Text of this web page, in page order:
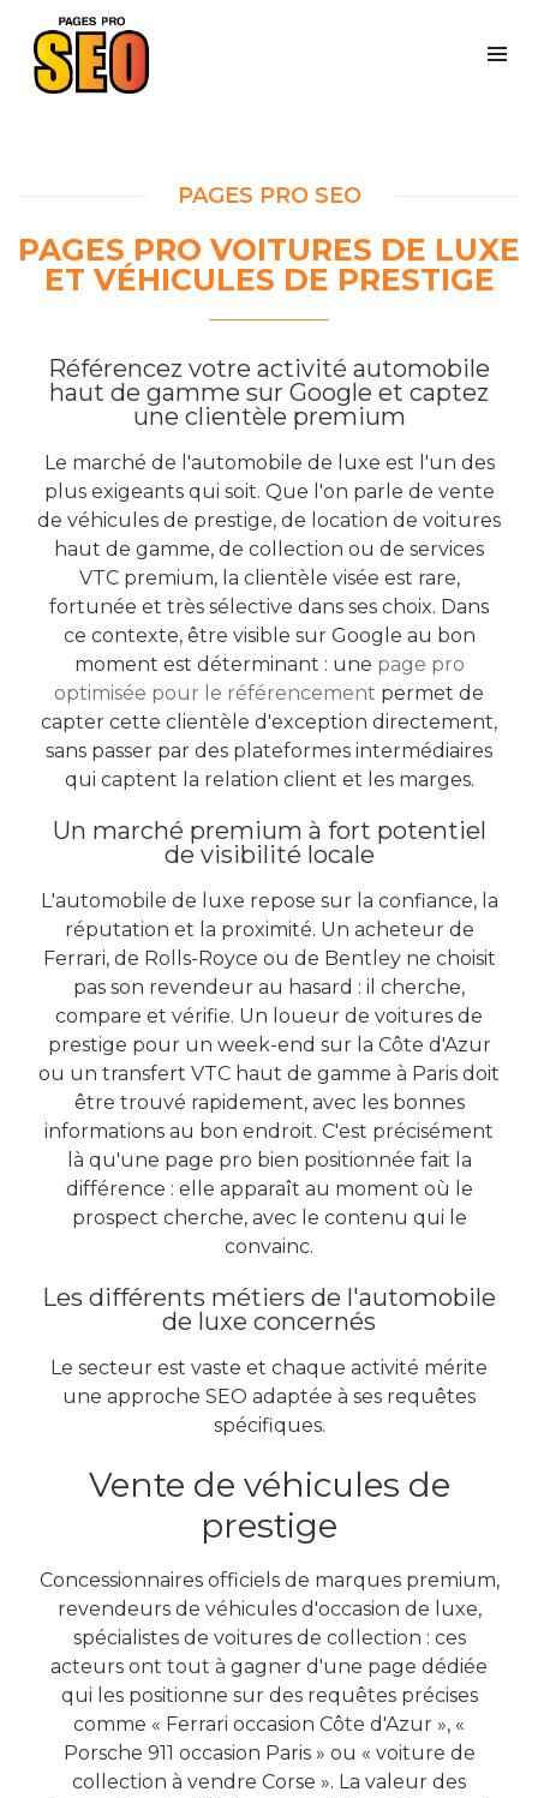
PAGES PRO SEO
PAGES PRO VOITURES DE LUXE
ET VÉHICULES DE PRESTIGE
Référencez votre activité automobile
haut de gamme sur Google et captez
une clientèle premium
Le marché de l'automobile de luxe est l'un des
plus exigeants qui soit. Que l'on parle de vente
de véhicules de prestige, de location de voitures
haut de gamme, de collection ou de services
VTC premium, la clientèle visée est rare,
fortunée et très sélective dans ses choix. Dans
ce contexte, être visible sur Google au bon
moment est déterminant : une page pro
optimisée pour le référencement permet de
capter cette clientèle d'exception directement,
sans passer par des plateformes intermédiaires
qui captent la relation client et les marges.
Un marché premium à fort potentiel
de visibilité locale
L'automobile de luxe repose sur la confiance, la
réputation et la proximité. Un acheteur de
Ferrari, de Rolls-Royce ou de Bentley ne choisit
pas son revendeur au hasard : il cherche,
compare et vérifie. Un loueur de voitures de
prestige pour un week-end sur la Côte d'Azur
ou un transfert VTC haut de gamme à Paris doit
être trouvé rapidement, avec les bonnes
informations au bon endroit. C'est précisément
là qu'une page pro bien positionnée fait la
différence : elle apparaît au moment où le
prospect cherche, avec le contenu qui le
convainc.
Les différents métiers de l'automobile
de luxe concernés
Le secteur est vaste et chaque activité mérite
une approche SEO adaptée à ses requêtes
spécifiques.
Vente de véhicules de
prestige
Concessionnaires officiels de marques premium,
revendeurs de véhicules d'occasion de luxe,
spécialistes de voitures de collection : ces
acteurs ont tout à gagner d'une page dédiée
qui les positionne sur des requêtes précises
comme « Ferrari occasion Côte d'Azur », «
Porsche 911 occasion Paris » ou « voiture de
collection à vendre Corse ». La valeur des